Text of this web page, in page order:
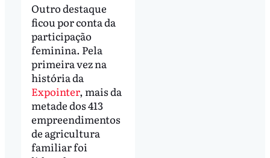
Outro destaque
ficou por conta da
participação
feminina. Pela
primeira vez na
história da
Expointer, mais da
metade dos 413
empreendimentos
de agricultura
familiar foi